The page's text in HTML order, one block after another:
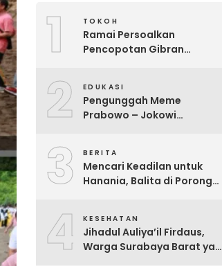
1 TOKOH
Ramai Persoalkan
Pencopotan Gibran
Angkat Bicara
2 EDUKASI
Pengunggah Meme
Prabowo – Jokowi
3 BERITA
Mencari Keadilan untuk
Hanania, Balita di Porong
4 KESEHATAN
Jihadul Auliya’il Firdaus,
Warga Surabaya Barat yang